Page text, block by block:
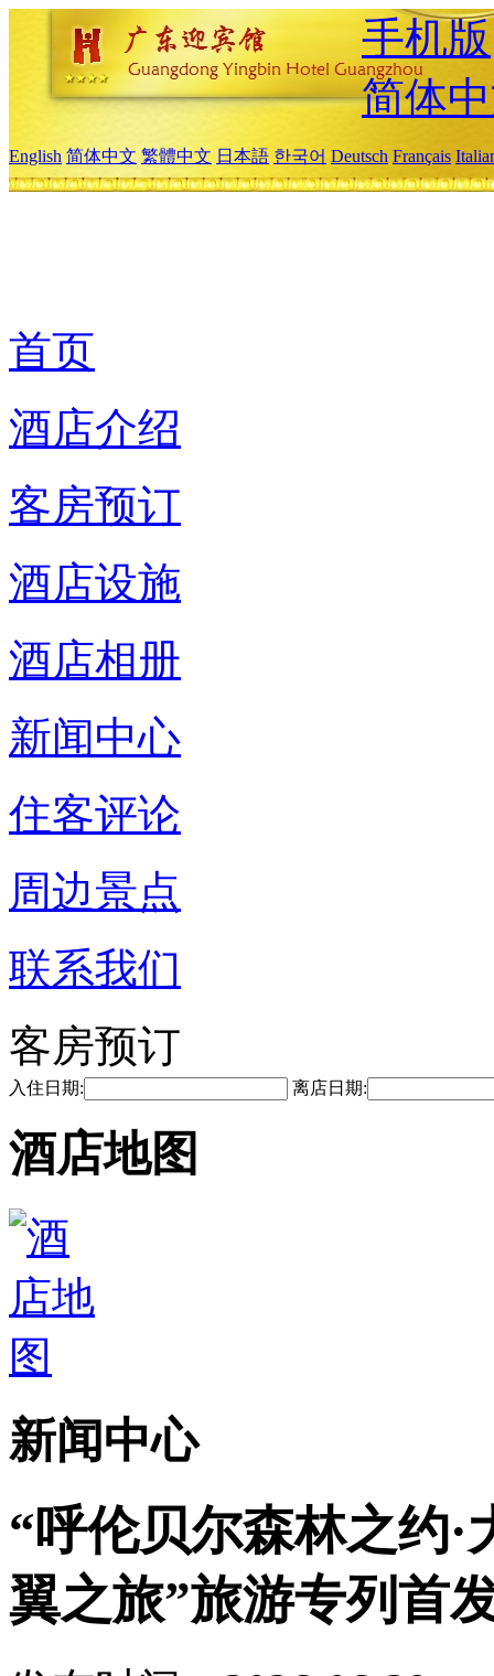
手机版
简体
English 简体中文 繁體中文 日本語 한국어 Deutsch Français
首页
酒店介绍
客房预订
酒店设施
酒店相册
新闻中心
住客评论
周边景点
联系我们
客房预订
入住日期: 离店日期:
酒店地图
新闻中心
“呼伦贝尔森林之约·
翼之旅”旅游专列首